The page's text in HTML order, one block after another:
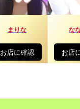
まりな
お店に確認
な
お店